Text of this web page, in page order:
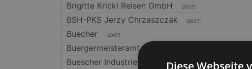
Brigitte Krickl Reisen GmbH [2007]
BSH-PKS Jerzy Chrzaszczak [2007]
Buecher [2007]
Buergermeisteramt Allmersbach
Buescher Industrieservice[2007]
Diese Webseite